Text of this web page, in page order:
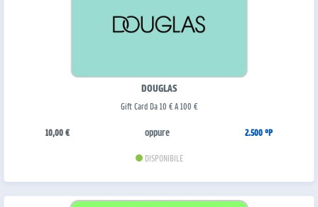
DOUGLAS
Gift Card Da 10 € A 100 €
10,00 € oppure 2.500 °P
DISPONIBILE